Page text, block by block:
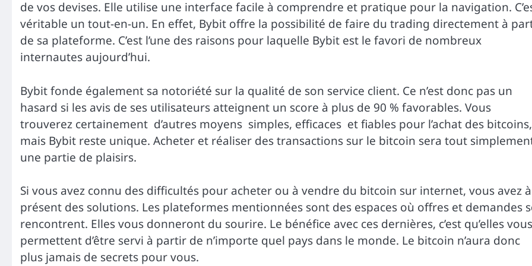
de vos devises. Elle utilise une interface facile à comprendre et pratique pour la navigation.
véritable un tout-en-un. En effet, Bybit offre la possibilité de faire du trading directement à
de sa plateforme. C’est l’une des raisons pour laquelle Bybit est le favori de nombreux
internautes aujourd’hui.
Bybit fonde également sa notoriété sur la qualité de son service client. Ce n’est donc pas un
hasard si les avis de ses utilisateurs atteignent un score à plus de 90 % favorables. Vous
trouverez certainement d’autres moyens simples, efficaces et fiables pour l’achat des bitcoins,
mais Bybit reste unique. Acheter et réaliser des transactions sur le bitcoin sera tout
une partie de plaisirs.
Si vous avez connu des difficultés pour acheter ou à vendre du bitcoin sur internet, vous avez à
présent des solutions. Les plateformes mentionnées sont des espaces où offres et demandes
rencontrent. Elles vous donneront du sourire. Le bénéfice avec ces dernières, c’est qu’elles vous
permettent d’être servi à partir de n’importe quel pays dans le monde. Le bitcoin n’aura donc
plus jamais de secrets pour vous.